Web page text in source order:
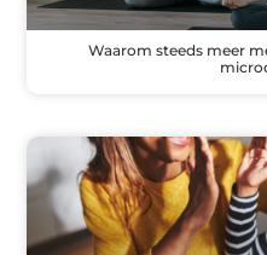
Waarom steeds meer